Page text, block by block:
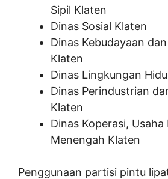
Sipil Klaten
Dinas Sosial Klaten
Dinas Kebudayaan
Klaten
Dinas Lingkungan
Dinas Perindustrian
Klaten
Dinas Koperasi, Usaha
Menengah Klaten
Penggunaan partisi pintu